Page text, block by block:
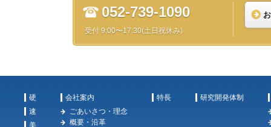
052-739-1090
受付 9:00〜17:30(土日祝休み)
硬
速
美
会社案内
ごあいさつ・理念
概要・沿革
特長 研究開発体制